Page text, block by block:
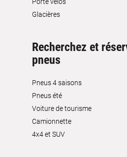
Glacières
Recherchez et
pneus
Pneus 4 saisons
Pneus été
Voiture de tourisme
Camionnette
4x4 et SUV